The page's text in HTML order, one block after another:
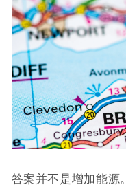
答案并不是增加能源。